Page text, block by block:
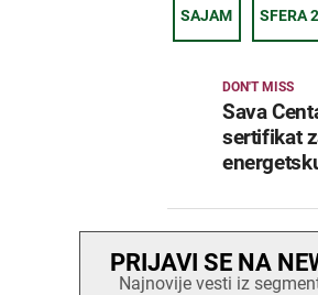
SAJAM SFERA
DON'T MISS
Sava
sertifikat
PRIJAVI SE NA
Najnovije vesti iz